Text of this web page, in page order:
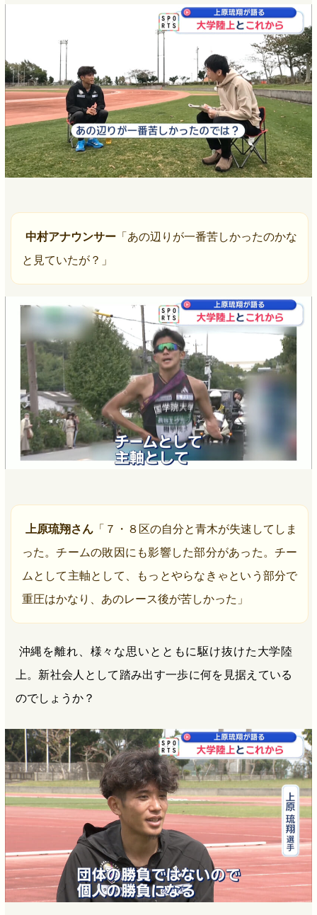
中村アナウンサー「あの辺りが一番苦しかったのかな
と見ていたが？」
上原琉翔さん「７・８区の自分と青木が失速してしま
った。チームの敗因にも影響した部分があった。チー
ムとして主軸として、もっとやらなきゃという部分で
重圧はかなり、あのレース後が苦しかった」
沖縄を離れ、様々な思いとともに駆け抜けた大学陸
上。新社会人として踏み出す一歩に何を見据えている
のでしょうか？